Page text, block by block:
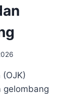
gelombang